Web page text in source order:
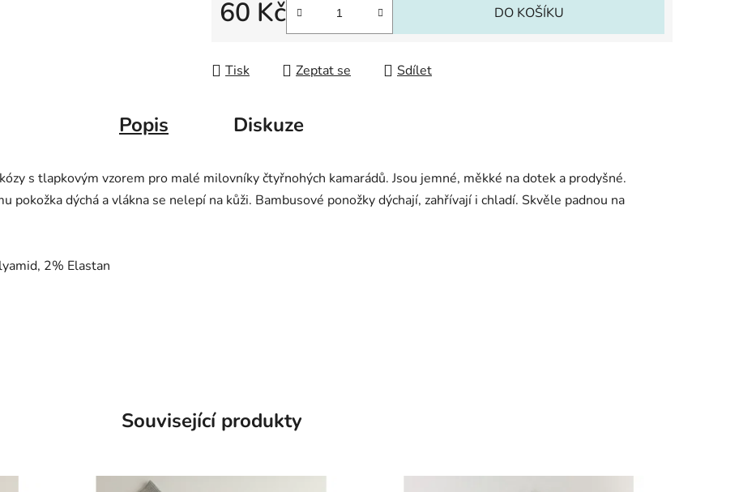
60 Kč
Měrná cena:
DO KOŠÍKU
Tisk Zeptat se Sdílet
Popis Diskuze
s tlapkovým vzorem pro malé milovníky čtyřnohých kamarádů. Jsou jemné, měkké na dotek a prodyšné.
pokožka dýchá a vlákna se nelepí na kůži. Bambusové ponožky dýchají, zahřívají i chladí. Skvěle padnou na
2% Elastan
Související produkty